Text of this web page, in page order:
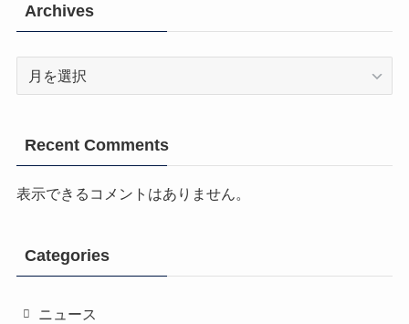
Archives
Archives
Recent Comments
表示できるコメントはありません。
Categories
ニュース